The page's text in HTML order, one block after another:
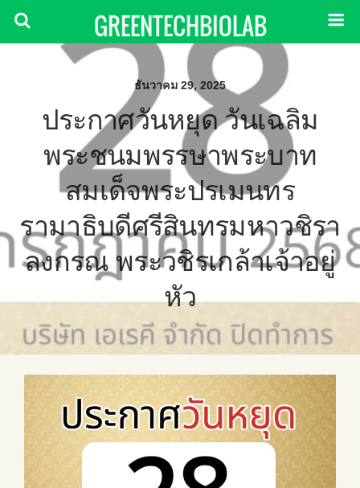
GREENTECHBIOLAB
ธันวาคม 29, 2025
ประกาศวันหยุด วันเฉลิม
พระชนมพรรษาพระบาท
สมเด็จพระปรเมนทร
รามาธิบดีศรีสินทรมหาวชิรา
ลงกรณ พระวชิรเกล้าเจ้าอยู่
หัว